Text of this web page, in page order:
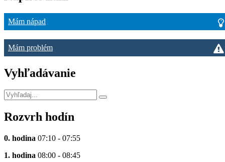
Mám nápad
Mám problém
Vyhľadávanie
Rozvrh hodín
0. hodina 07:10 - 07:55
1. hodina 08:00 - 08:45